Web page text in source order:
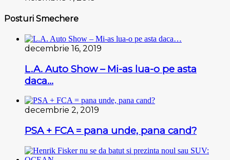
Posturi Smechere
decembrie 16, 2019
L.A. Auto Show – Mi-as lua-o pe asta
daca…
decembrie 2, 2019
PSA + FCA = pana unde, pana cand?